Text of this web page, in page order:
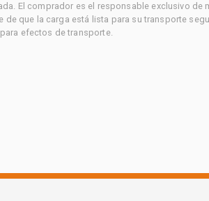
El comprador es el responsable exclusivo de
que la carga está lista para su transporte
efectos de transporte.